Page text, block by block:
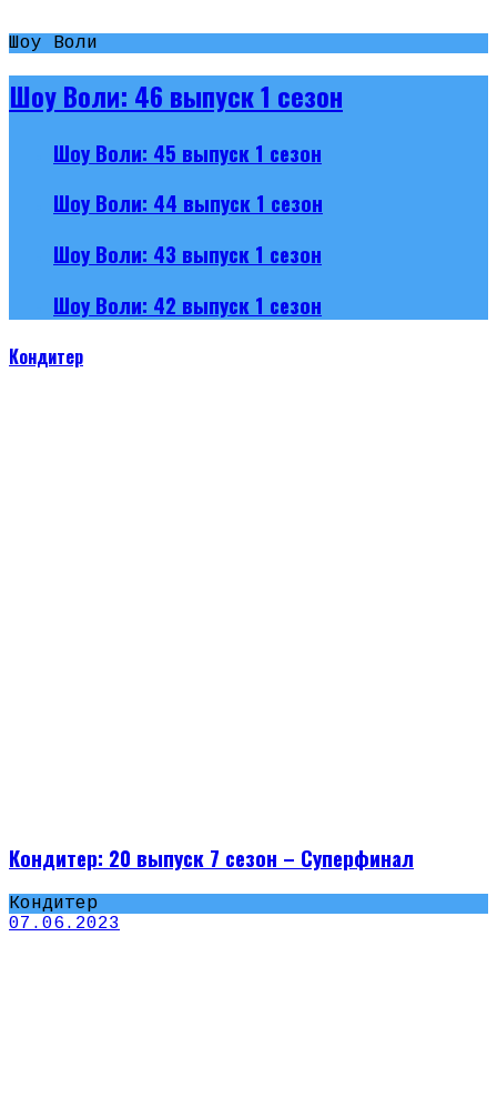
Шоу Воли
Шоу Воли: 46 выпуск 1 сезон
Шоу Воли: 45 выпуск 1 сезон
Шоу Воли: 44 выпуск 1 сезон
Шоу Воли: 43 выпуск 1 сезон
Шоу Воли: 42 выпуск 1 сезон
Кондитер
Кондитер: 20 выпуск 7 сезон – Суперфинал
Кондитер
07.06.2023